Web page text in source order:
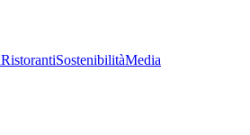
RistorantiSostenibilitàMedia